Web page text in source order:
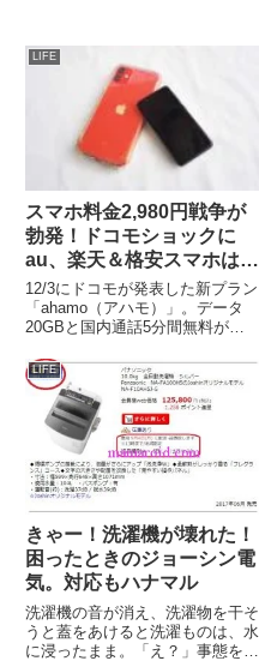
LIFE
スマホ料金2,980円戦争が
勃発！ドコモショックに
au、楽天＆格安スマホはど
うなる？2020年末のスマ
ホ事情
12/3にドコモが発表した新プラン
「ahamo（アハモ）」。データ
20GBと国内通話5分間無料がつ
ンを打ち出してきたことは、衝撃
的でした。いろいろ動きが活発に
なってきているので、ここでいち
どまとめておきます...
LIFE
きゃー！洗濯機が壊れた！
困ったときのジョーシン電
気。対応もハナマル
洗濯機の音が消え、洗濯物を干そ
うと蓋をあけると洗濯ものは、水
に浸ったまま。「え？」事態を把